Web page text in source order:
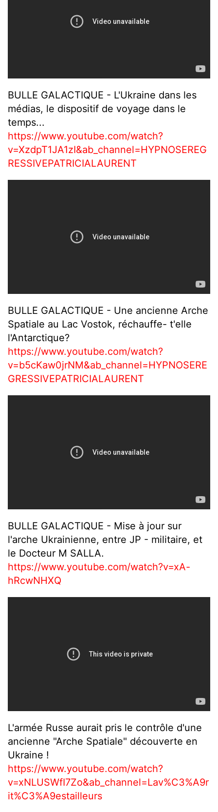
BULLE GALACTIQUE - L'Ukraine dans les
médias, le dispositif de voyage dans le
temps...
https://www.youtube.com/watch?
v=XzdpT1JA1zI&ab_channel=HYPNOSEREG
RESSIVEPATRICIALAURENT
BULLE GALACTIQUE - Une ancienne Arche
Spatiale au Lac Vostok, réchauffe- t'elle
l'Antarctique?
https://www.youtube.com/watch?
v=b5cKaw0jrNM&ab_channel=HYPNOSERE
GRESSIVEPATRICIALAURENT
BULLE GALACTIQUE - Mise à jour sur
l'arche Ukrainienne, entre JP - militaire, et
le Docteur M SALLA.
https://www.youtube.com/watch?v=xA-
hRcwNHXQ
L'armée Russe aurait pris le contrôle d'une
ancienne "Arche Spatiale" découverte en
Ukraine !
https://www.youtube.com/watch?
v=xNLUSWfI7Zo&ab_channel=Lav%C3%A9r
it%C3%A9estailleurs